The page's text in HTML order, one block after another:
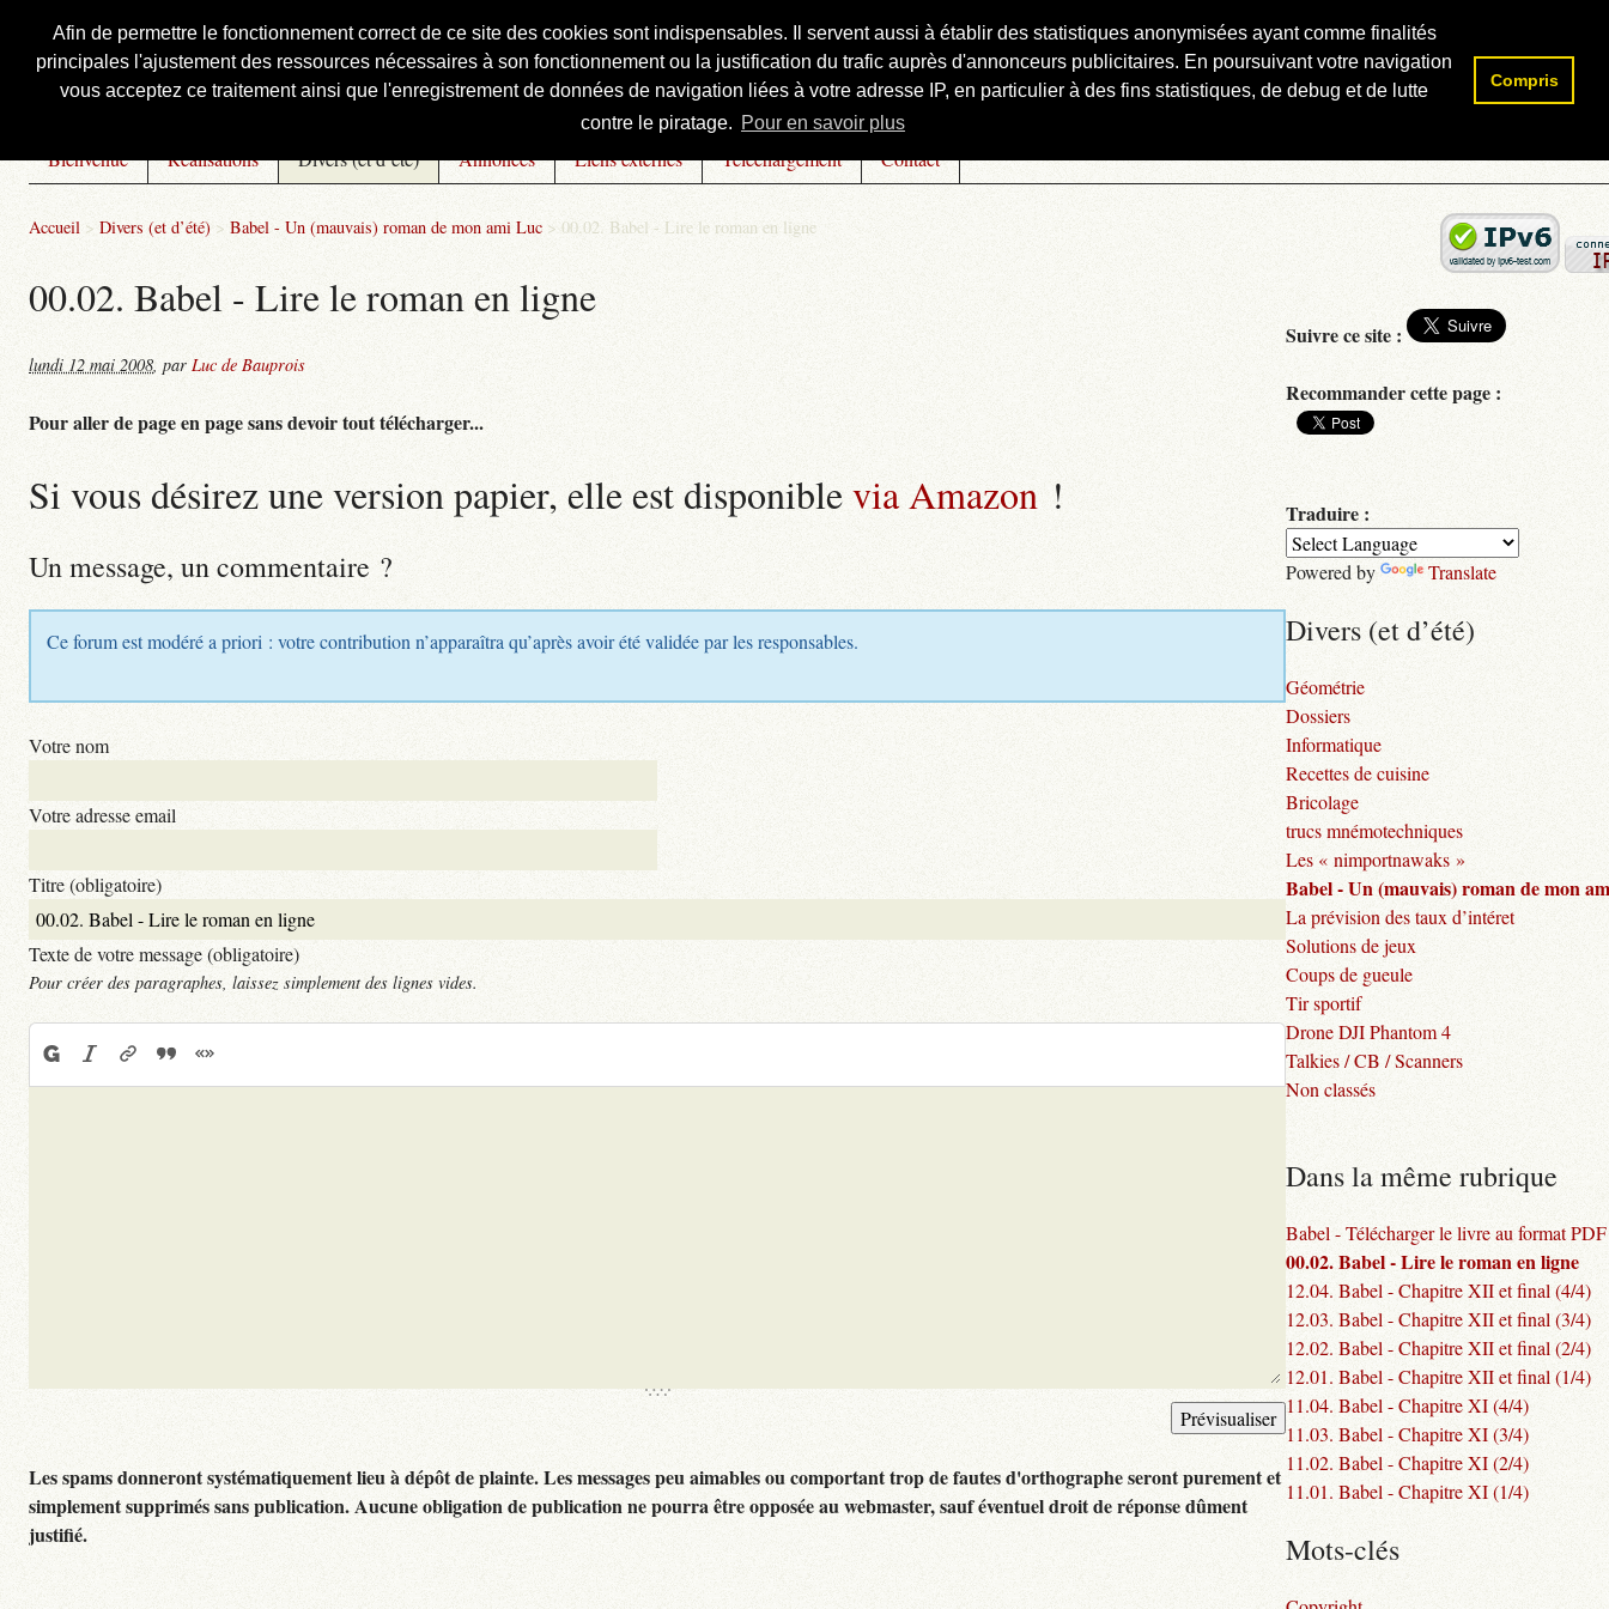
Afin de permettre le fonctionnement correct de ce site des cookies sont indispensables. Il servent aussi à établir des statistiques anonymisées ayant comme finalités
principales l'ajustement des ressources nécessaires à son fonctionnement ou la justification du trafic auprès d'annonceurs publicitaires. En poursuivant votre navigation
vous acceptez ce traitement ainsi que l'enregistrement de données de navigation liées à votre adresse IP, en particulier à des fins statistiques, de debug et de lutte
contre le piratage. Pour en savoir plus
Compris
Courbis, « LE » Blog Officiel
Bienvenue Réalisations Divers (et d’été) Annonces Liens externes Téléchargement Contact
Accueil > Divers (et d’été) > Babel - Un (mauvais) roman de mon ami Luc > 00.02. Babel - Lire le roman en ligne
00.02. Babel - Lire le roman en ligne
lundi 12 mai 2008, par Luc de Bauprois
Pour aller de page en page sans devoir tout télécharger...
Si vous désirez une version papier, elle est disponiblevia Amazon !
Un message, un commentaire ?
Ce forum est modéré a priori : votre contribution n’apparaîtra qu’après avoir été validée par les responsables.
Votre nom
Votre adresse email
Titre (obligatoire)
Texte de votre message (obligatoire)
Pour créer des paragraphes, laissez simplement des lignes vides.
Les spams donneront systématiquement lieu à dépôt de plainte. Les messages peu aimables ou comportant trop de fautes d'orthographe seront purement et
simplement supprimés sans publication. Aucune obligation de publication ne pourra être opposée au webmaster, sauf éventuel droit de réponse dûment
justifié.
Rechercher :
Suivre ce site :
Recommander cette page :
Traduire :
Powered by Translate
Divers (et d’été)
Géométrie
Dossiers
Informatique
Recettes de cuisine
Bricolage
trucs mnémotechniques
Les « nimportnawaks »
Babel - Un (mauvais) roman de mon
La prévision des taux d’intéret
Solutions de jeux
Coups de gueule
Tir sportif
Drone DJI Phantom 4
Talkies / CB / Scanners
Non classés
Dans la même rubrique
Babel - Télécharger le livre au format PDF
00.02. Babel - Lire le roman en ligne
12.04. Babel - Chapitre XII et final (4/4)
12.03. Babel - Chapitre XII et final (3/4)
12.02. Babel - Chapitre XII et final (2/4)
12.01. Babel - Chapitre XII et final (1/4)
11.04. Babel - Chapitre XI (4/4)
11.03. Babel - Chapitre XI (3/4)
11.02. Babel - Chapitre XI (2/4)
11.01. Babel - Chapitre XI (1/4)
Mots-clés